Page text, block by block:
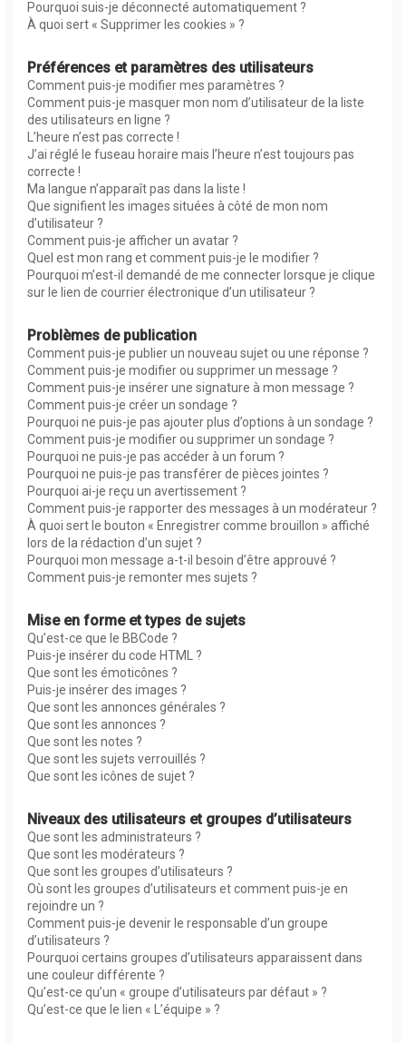
Pourquoi suis-je déconnecté automatiquement ?
À quoi sert « Supprimer les cookies » ?
Préférences et paramètres des utilisateurs
Comment puis-je modifier mes paramètres ?
Comment puis-je masquer mon nom d’utilisateur de la liste
des utilisateurs en ligne ?
L’heure n’est pas correcte !
J’ai réglé le fuseau horaire mais l’heure n’est toujours pas
correcte !
Ma langue n’apparaît pas dans la liste !
Que signifient les images situées à côté de mon nom
d’utilisateur ?
Comment puis-je afficher un avatar ?
Quel est mon rang et comment puis-je le modifier ?
Pourquoi m’est-il demandé de me connecter lorsque je clique
sur le lien de courrier électronique d’un utilisateur ?
Problèmes de publication
Comment puis-je publier un nouveau sujet ou une réponse ?
Comment puis-je modifier ou supprimer un message ?
Comment puis-je insérer une signature à mon message ?
Comment puis-je créer un sondage ?
Pourquoi ne puis-je pas ajouter plus d’options à un sondage ?
Comment puis-je modifier ou supprimer un sondage ?
Pourquoi ne puis-je pas accéder à un forum ?
Pourquoi ne puis-je pas transférer de pièces jointes ?
Pourquoi ai-je reçu un avertissement ?
Comment puis-je rapporter des messages à un modérateur ?
À quoi sert le bouton « Enregistrer comme brouillon » affiché
lors de la rédaction d’un sujet ?
Pourquoi mon message a-t-il besoin d’être approuvé ?
Comment puis-je remonter mes sujets ?
Mise en forme et types de sujets
Qu’est-ce que le BBCode ?
Puis-je insérer du code HTML ?
Que sont les émoticônes ?
Puis-je insérer des images ?
Que sont les annonces générales ?
Que sont les annonces ?
Que sont les notes ?
Que sont les sujets verrouillés ?
Que sont les icônes de sujet ?
Niveaux des utilisateurs et groupes d’utilisateurs
Que sont les administrateurs ?
Que sont les modérateurs ?
Que sont les groupes d’utilisateurs ?
Où sont les groupes d’utilisateurs et comment puis-je en
rejoindre un ?
Comment puis-je devenir le responsable d’un groupe
d’utilisateurs ?
Pourquoi certains groupes d’utilisateurs apparaissent dans
une couleur différente ?
Qu’est-ce qu’un « groupe d’utilisateurs par défaut » ?
Qu’est-ce que le lien « L’équipe » ?